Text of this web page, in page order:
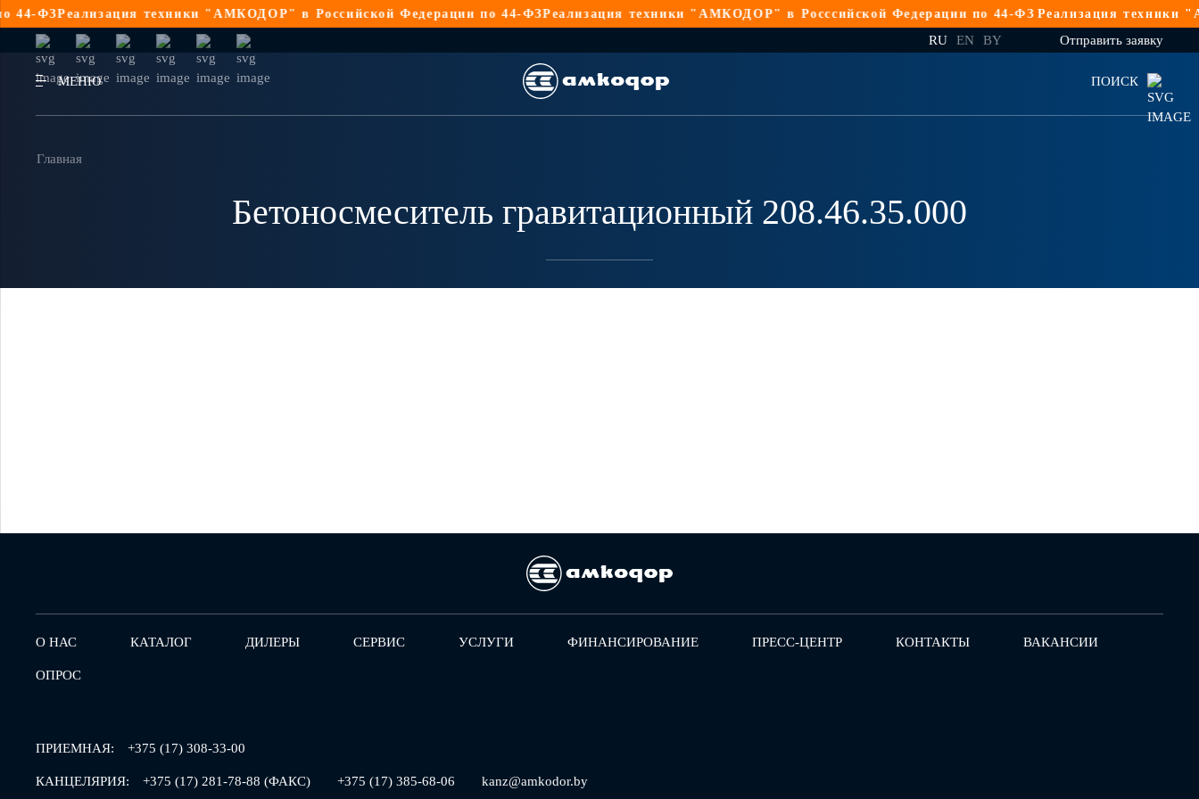
ФЗРеализация техники "АМКОДОР" в Российской Федерации по 44-ФЗРеализация техники "АМКОДОР" в Росссийской Федерации по 44-ФЗРеализация техники
RU EN BY Отправить заявку
МЕНЮ ПОИСК
Главная
Бетоносмеситель гравитационный 208.46.35.000
О НАС КАТАЛОГ ДИЛЕРЫ СЕРВИС УСЛУГИ ФИНАНСИРОВАНИЕ ПРЕСС-ЦЕНТР КОНТАКТЫ ВАКАНСИИ
ОПРОС
ПРИЕМНАЯ: +375 (17) 308-33-00
КАНЦЕЛЯРИЯ: +375 (17) 281-78-88 (ФАКС) +375 (17) 385-68-06 kanz@amkodor.by